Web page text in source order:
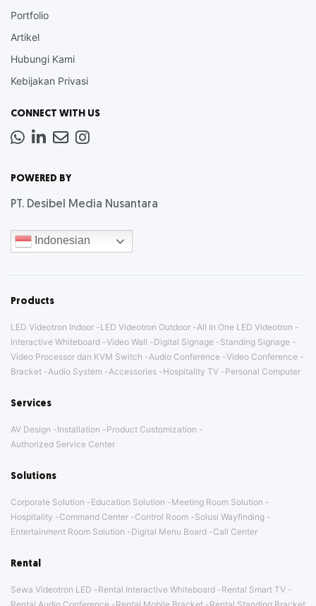
Portfolio
Artikel
Hubungi Kami
Kebijakan Privasi
CONNECT WITH US
Whatsapp
LinkedIn
NewsInstagram
POWERED BY
PT. Desibel Media Nusantara
Indonesian
Products
LED Videotron Indoor LED Videotron Outdoor
All In One LED Videotron
Interactive Whiteboard Video Wall Digital Signage
Standing Signage
Video Processor dan KVM Switch
Audio Conference Video Conference
Bracket
Audio System Accessories Hospitality TV Personal Computer
Services
AV Design Installation
Product Customization
Authorized Service Center
Solutions
Corporate Solution Education Solution
Meeting Room Solution
Hospitality
Command Center Control Room
Solusi Wayfinding
Entertainment Room Solution
Digital Menu Board Call Center
Rental
Sewa Videotron LED Rental Interactive Whiteboard
Rental Smart TV